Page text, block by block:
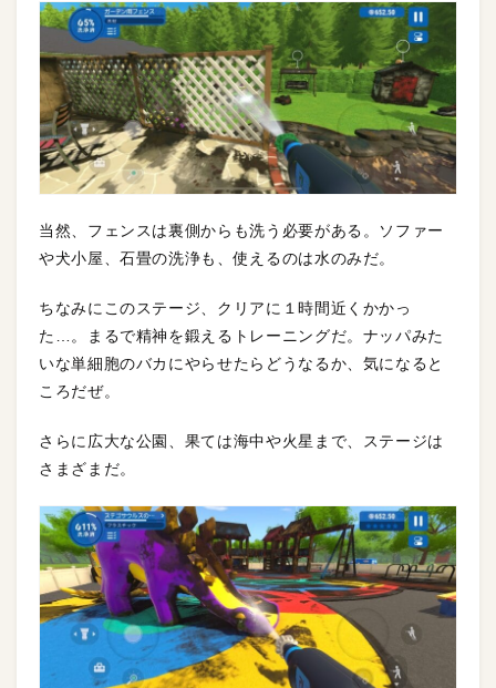
当然、フェンスは裏側からも洗う必要がある。ソファー
や犬小屋、石畳の洗浄も、使えるのは水のみだ。
ちなみにこのステージ、クリアに１時間近くかかっ
た…。まるで精神を鍛えるトレーニングだ。ナッパみた
いな単細胞のバカにやらせたらどうなるか、気になると
ころだぜ。
さらに広大な公園、果ては海中や火星まで、ステージは
さまざまだ。